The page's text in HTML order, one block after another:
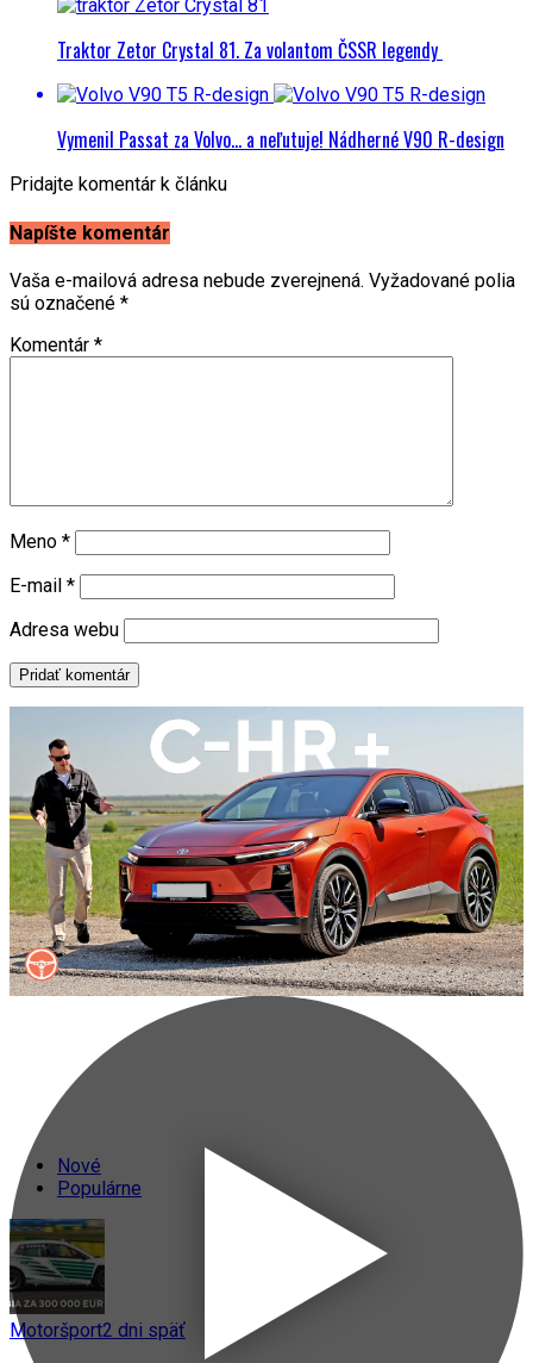
Traktor Zetor Crystal 81. Za volantom ČSSR legendy
Vymenil Passat za Volvo… a neľutuje! Nádherné V90 R-design
Pridajte komentár k článku
Napíšte komentár
Vaša e-mailová adresa nebude zverejnená. Vyžadované polia
sú označené *
Komentár *
Meno *
E-mail *
Adresa webu
Nové
Populárne
Motoršport2 dni späť